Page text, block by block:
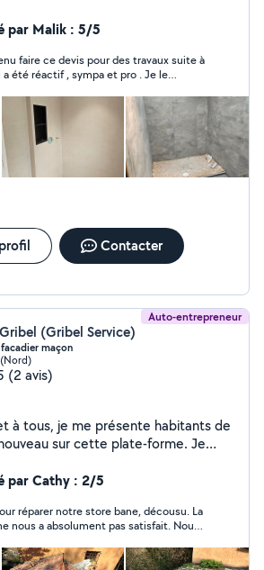
par Malik : 5/5
faire ce devis pour des travaux suite à
réactif , sympa et pro . Je le
Contacter
Auto-entrepreneur
(Gribel Service)
maçon
(Nord)
(2 avis)
à tous, je me présente habitants de
sur cette plate-forme. Je
Excusez-moi du terme sans
ne suis pas un bricoleur mais un
remaniement et réfection de
par Cathy : 2/5
réparer notre store bane, décousu. La
nous a absolument pas satisfait. Nous